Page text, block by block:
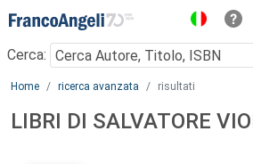
Menu
Cerca:
Main content
Home ricerca avanzata risultati
LIBRI DI SALVATORE